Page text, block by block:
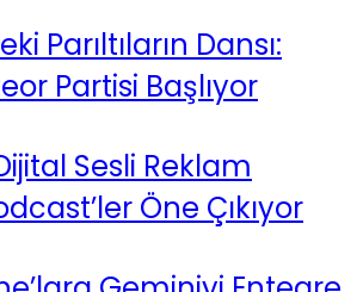
Parıltıların Dansı:
Partisi Başlıyor
Sesli Reklam
Öne Çıkıyor